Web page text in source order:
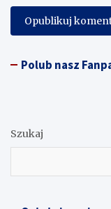
Polub nasz
Szukaj